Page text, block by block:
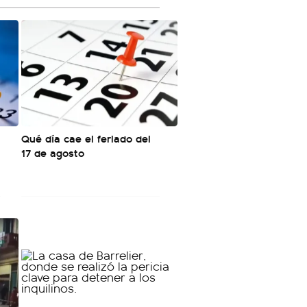
Qué día cae el feriado del
17 de agosto